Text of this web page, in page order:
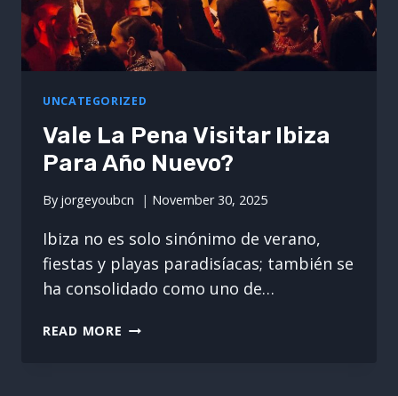
UNCATEGORIZED
Vale La Pena Visitar Ibiza
Para Año Nuevo?
By jorgeyoubcn November 30, 2025
Ibiza no es solo sinónimo de verano,
fiestas y playas paradisíacas; también se
ha consolidado como uno de…
READ MORE VALE